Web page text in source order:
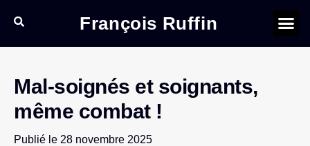
François Ruffin
Mal-soignés et soignants,
même combat !
Publié le 28 novembre 2025